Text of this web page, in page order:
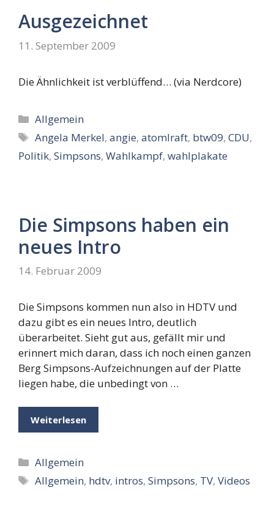
Ausgezeichnet
11. September 2009
Die Ähnlichkeit ist verblüffend… (via Nerdcore)
Kategorien
Allgemein
Schlagwörter
Angela Merkel,angie,atomlraft, btw09,CDU,
Politik, Simpsons, Wahlkampf, wahlplakate
Die Simpsons haben ein
neues Intro
14. Februar 2009
Die Simpsons kommen nun also in HDTV und
dazu gibt es ein neues Intro, deutlich
überarbeitet. Sieht gut aus, gefällt mir und
erinnert mich daran, dass ich noch einen ganzen
Berg Simpsons-Aufzeichnungen auf der Platte
liegen habe, die unbedingt von …
Weiterlesen
Kategorien
Allgemein
Schlagwörter
Allgemein, hdtv, intros,Simpsons, TV,Videos